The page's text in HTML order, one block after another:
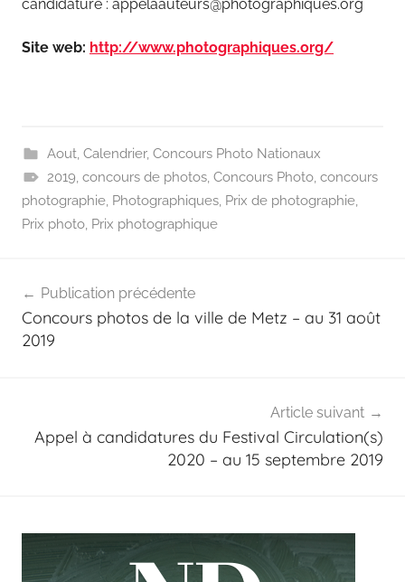
candidature : appelaauteurs@photographiques.org
Site web: http://www.photographiques.org/
Aout, Calendrier, Concours Photo Nationaux
2019, concours de photos, Concours Photo, concours
photographie, Photographiques, Prix de photographie,
Prix photo, Prix photographique
de
l’article
Publication précédente
Concours photos de la ville de Metz – au 31 août
2019
Article suivant
Appel à candidatures du Festival Circulation(s)
2020 – au 15 septembre 2019